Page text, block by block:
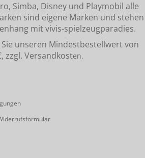
Simba, Disney und Playmobil alle
sind eigene Marken und stehen
mit vivis-spielzeugparadies.
unseren Mindestbestellwert von
zzgl. Versandkosten.